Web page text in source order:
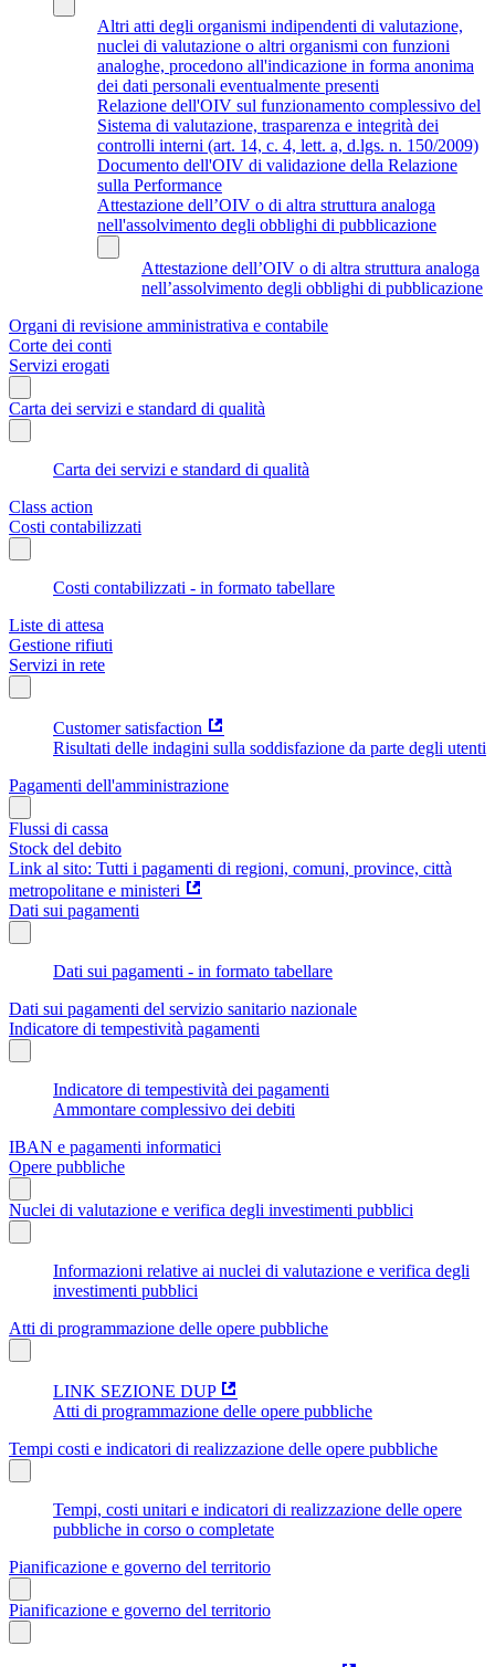
Altri atti degli organismi indipendenti di valutazione,
nuclei di valutazione o altri organismi con funzioni
analoghe, procedono all'indicazione in forma anonima
dei dati personali eventualmente presenti
Relazione dell'OIV sul funzionamento complessivo del
Sistema di valutazione, trasparenza e integrità dei
controlli interni (art. 14, c. 4, lett. a, d.lgs. n. 150/2009)
Documento dell'OIV di validazione della Relazione
sulla Performance
Attestazione dell’OIV o di altra struttura analoga
nell'assolvimento degli obblighi di pubblicazione
Attestazione dell’OIV o di altra struttura analoga
nell’assolvimento degli obblighi di pubblicazione
Organi di revisione amministrativa e contabile
Corte dei conti
Servizi erogati
Carta dei servizi e standard di qualità
Carta dei servizi e standard di qualità
Class action
Costi contabilizzati
Costi contabilizzati - in formato tabellare
Liste di attesa
Gestione rifiuti
Servizi in rete
Customer satisfaction
Risultati delle indagini sulla soddisfazione da parte degli utenti
Pagamenti dell'amministrazione
Flussi di cassa
Stock del debito
Link al sito: Tutti i pagamenti di regioni, comuni, province, città
metropolitane e ministeri
Dati sui pagamenti
Dati sui pagamenti - in formato tabellare
Dati sui pagamenti del servizio sanitario nazionale
Indicatore di tempestività pagamenti
Indicatore di tempestività dei pagamenti
Ammontare complessivo dei debiti
IBAN e pagamenti informatici
Opere pubbliche
Nuclei di valutazione e verifica degli investimenti pubblici
Informazioni relative ai nuclei di valutazione e verifica degli
investimenti pubblici
Atti di programmazione delle opere pubbliche
LINK SEZIONE DUP
Atti di programmazione delle opere pubbliche
Tempi costi e indicatori di realizzazione delle opere pubbliche
Tempi, costi unitari e indicatori di realizzazione delle opere
pubbliche in corso o completate
Pianificazione e governo del territorio
Pianificazione e governo del territorio